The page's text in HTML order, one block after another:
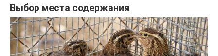
Выбор места содержания